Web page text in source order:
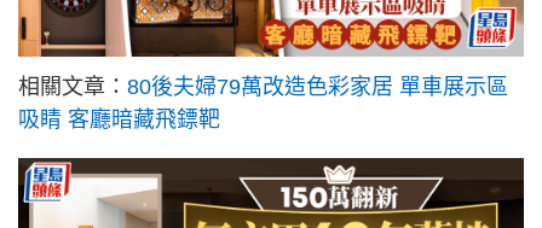
相關文章： 80後夫婦79萬改造色彩家居 單車展示區
吸睛 客廳暗藏飛鏢靶